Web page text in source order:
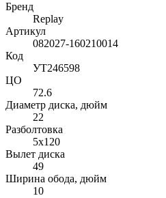
Бренд
Replay
Артикул
082027-160210014
Код
УТ246598
ЦО
72.6
Диаметр диска, дюйм
22
Разболтовка
5x120
Вылет диска
49
Ширина обода, дюйм
10